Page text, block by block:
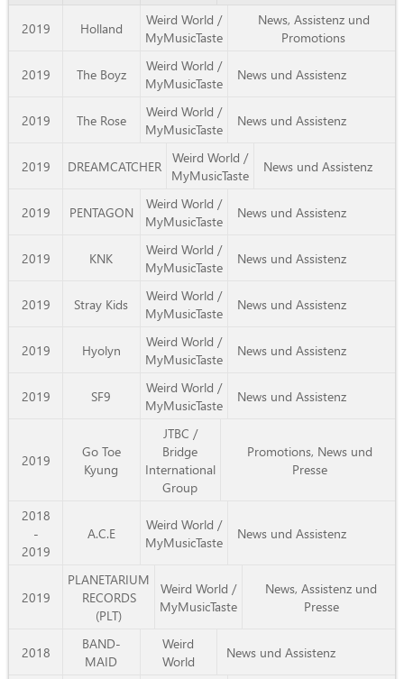
2019 Holland
Weird World /
MyMusicTaste
News, Assistenz und
Promotions
2019 The Boyz
Weird World /
MyMusicTaste
News und Assistenz
2019 The Rose
Weird World /
MyMusicTaste
News und Assistenz
2019 DREAMCATCHER Weird World /
MyMusicTaste
News und Assistenz
2019 PENTAGON
Weird World /
MyMusicTaste
News und Assistenz
2019 KNK
Weird World /
MyMusicTaste
News und Assistenz
2019 Stray Kids
Weird World /
MyMusicTaste
News und Assistenz
2019 Hyolyn
Weird World /
MyMusicTaste
News und Assistenz
2019 SF9
Weird World /
MyMusicTaste
News und Assistenz
2019
Go Toe
Kyung
JTBC /
Bridge
International
Group
Promotions, News und
Presse
2018
-
2019
A.C.E
Weird World /
MyMusicTaste
News und Assistenz
2019
PLANETARIUM
RECORDS
(PLT)
Weird World /
MyMusicTaste
News, Assistenz und
Presse
2018
BAND-
MAID
Weird
World
News und Assistenz